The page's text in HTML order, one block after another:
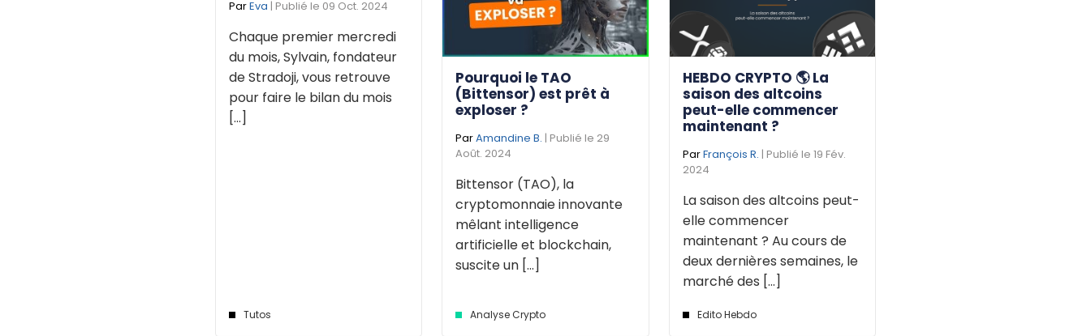
ParEva | Publié le 09 Oct. 2024
Chaque premier mercredi
du mois, Sylvain, fondateur
de Stradoji, vous retrouve
pour faire le bilan du mois
[...]
Tutos
Pourquoi le TAO
(Bittensor) est prêt à
exploser ?
ParAmandine B. | Publié le 29
Août. 2024
Bittensor (TAO), la
cryptomonnaie innovante
mêlant intelligence
artificielle et blockchain,
suscite un [...]
Analyse Crypto
HEBDO CRYPTO 🌎 La
saison des altcoins
peut-elle commencer
maintenant ?
ParFrançois R. | Publié le 19 Fév.
2024
La saison des altcoins peut-
elle commencer
maintenant ? Au cours de
deux dernières semaines, le
marché des [...]
Edito Hebdo